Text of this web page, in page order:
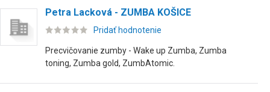
Petra Lacková - ZUMBA KOŠICE
Pridať hodnotenie
Precvičovanie zumby - Wake up Zumba, Zumba
toning, Zumba gold, ZumbAtomic.